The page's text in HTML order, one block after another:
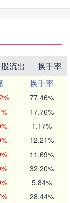
流出
换手率
换手率
77.46%
17.76%
1.17%
12.21%
11.69%
32.20%
5.84%
28.44%